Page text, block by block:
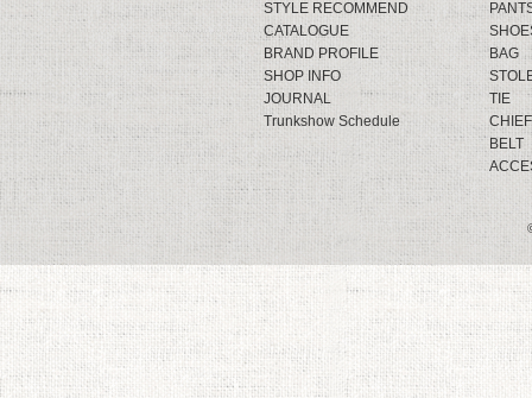
STYLE RECOMMEND
CATALOGUE
BRAND PROFILE
SHOP INFO
JOURNAL
Trunkshow Schedule
BAG
TIE
CHIEF
BELT